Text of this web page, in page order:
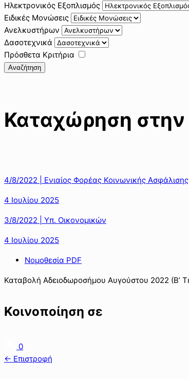
Ηλεκτρονικός Εξοπλισμός
Ειδικές Μονώσεις
Ανελκυστήρων
Δασοτεχνικά
Πρόσθετα Κριτήρια
Αναζήτηση
Καταχώρηση στην
4/8/2022 | Ενιαίος Φορέας Κοινωνικής Ασφάλισης
4 Ιουλίου 2025
3/8/2022 | Υπ. Οικονομικών
4 Ιουλίου 2025
Νομοθεσία PDF
Καταβολή Αδειοδωροσήμου Αυγούστου 2022 (Β’
Κοινοποίηση σε
0
← Επιστροφή